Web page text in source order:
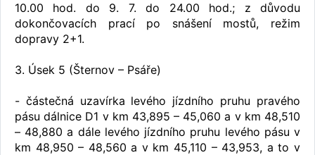
10.00 hod. do 9. 7. do 24.00 hod.; z důvodu
dokončovacích prací po snášení mostů, režim
dopravy 2+1.
3. Úsek 5 (Šternov – Psáře)
- částečná uzavírka levého jízdního pruhu pravého
pásu dálnice D1 v km 43,895 – 45,060 a v km 48,510
– 48,880 a dále levého jízdního pruhu levého pásu v
km 48,950 – 48,560 a v km 45,110 – 43,953, a to v